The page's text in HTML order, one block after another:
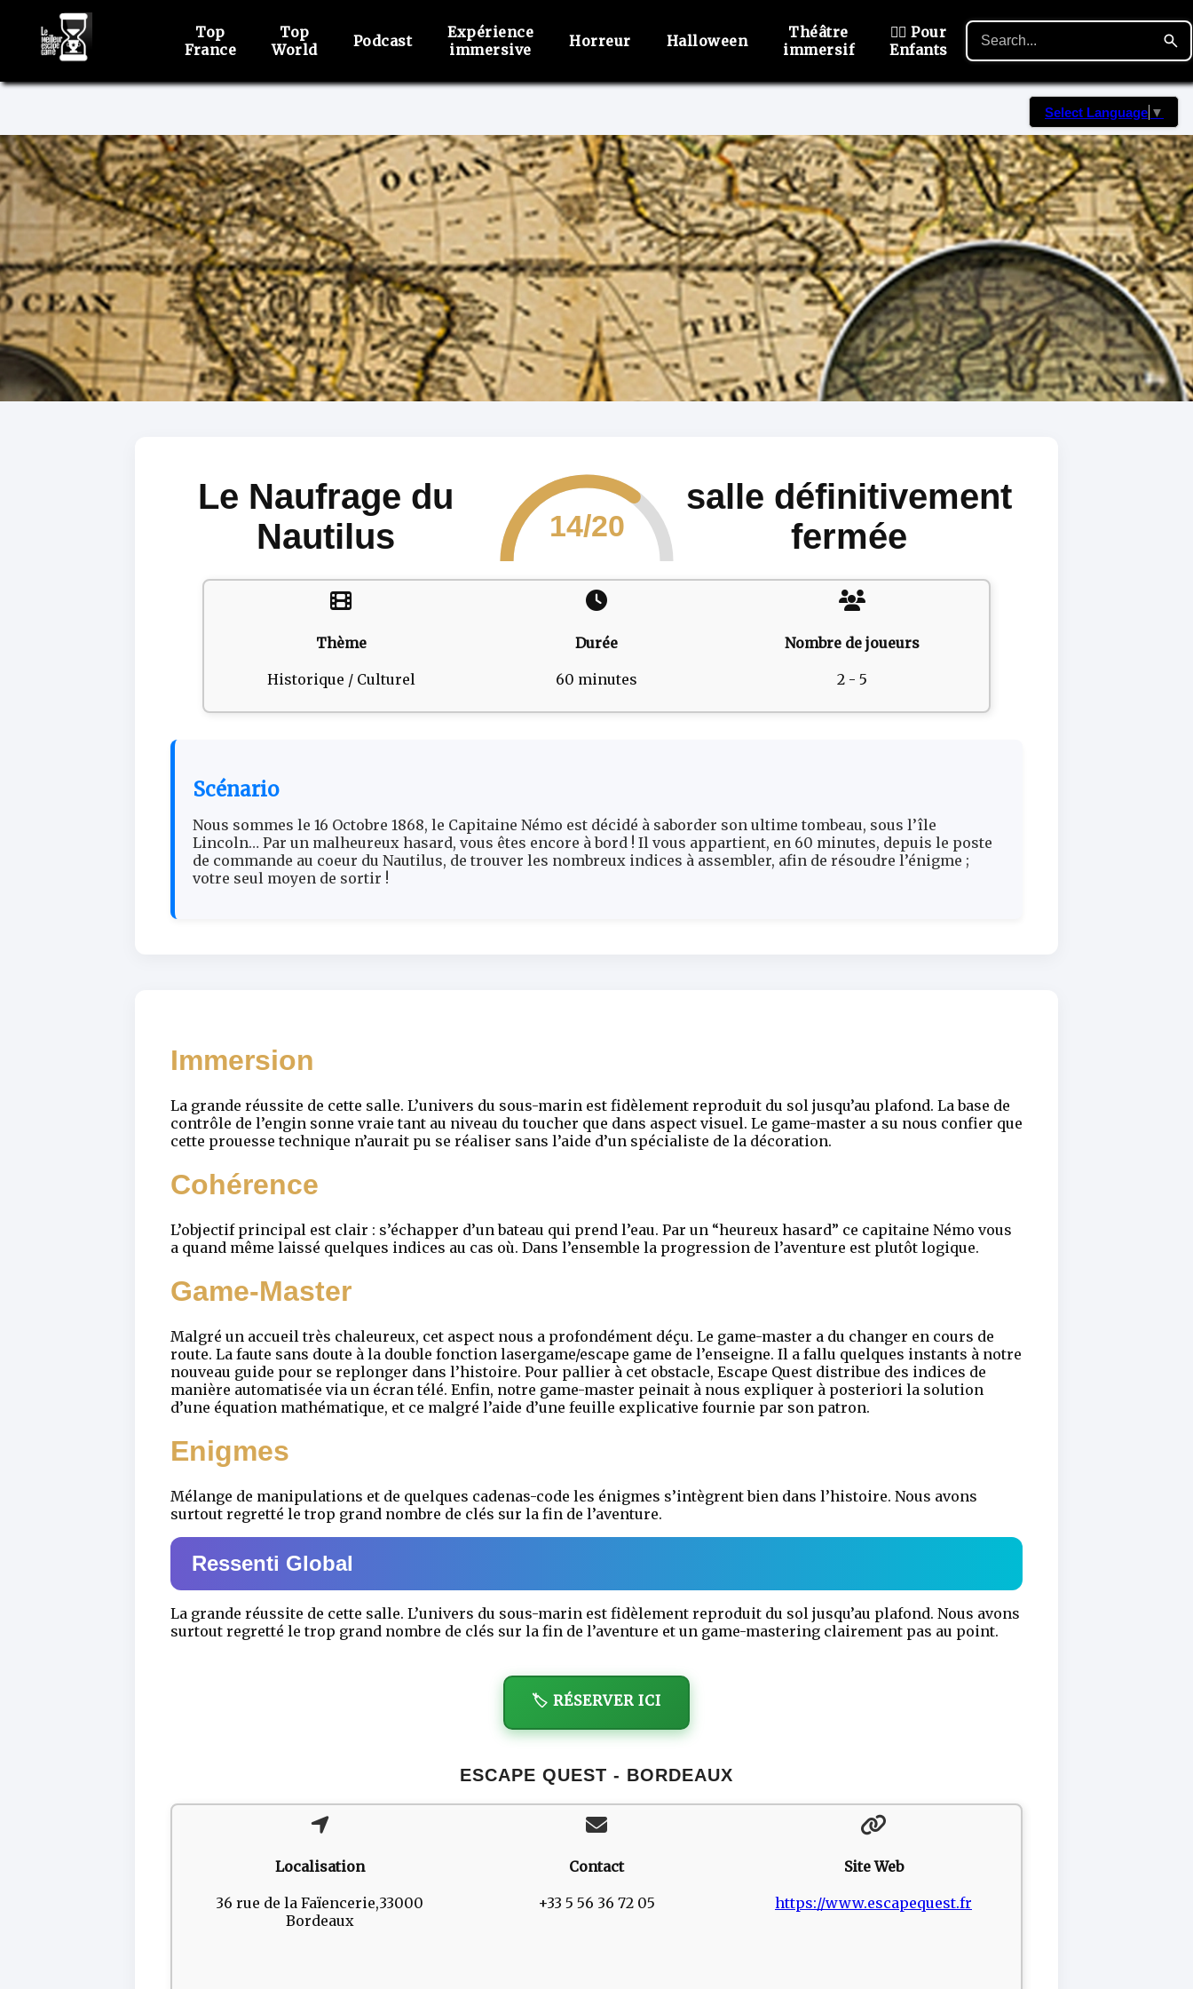
Top
France
Top
World
Podcast
Expérience
immersive
Horreur Halloween
Théâtre
immersif
🙋‍♂️ Pour
Enfants
Select Language ▼
Le Naufrage du
Nautilus
14/20
salle définitivement
fermée
Thème
Historique / Culturel
Durée
60 minutes
Nombre de joueurs
2 - 5
Scénario
Nous sommes le 16 Octobre 1868, le Capitaine Némo est décidé à saborder son ultime tombeau, sous l’île
Lincoln… Par un malheureux hasard, vous êtes encore à bord ! Il vous appartient, en 60 minutes, depuis le poste
de commande au coeur du Nautilus, de trouver les nombreux indices à assembler, afin de résoudre l’énigme ;
votre seul moyen de sortir !
Immersion
La grande réussite de cette salle. L’univers du sous-marin est fidèlement reproduit du sol jusqu’au plafond. La base de
contrôle de l’engin sonne vraie tant au niveau du toucher que dans aspect visuel. Le game-master a su nous confier que
cette prouesse technique n’aurait pu se réaliser sans l’aide d’un spécialiste de la décoration.
Cohérence
L’objectif principal est clair : s’échapper d’un bateau qui prend l’eau. Par un “heureux hasard” ce capitaine Némo vous
a quand même laissé quelques indices au cas où. Dans l’ensemble la progression de l’aventure est plutôt logique.
Game-Master
Malgré un accueil très chaleureux, cet aspect nous a profondément déçu. Le game-master a du changer en cours de
route. La faute sans doute à la double fonction lasergame/escape game de l’enseigne. Il a fallu quelques instants à notre
nouveau guide pour se replonger dans l’histoire. Pour pallier à cet obstacle, Escape Quest distribue des indices de
manière automatisée via un écran télé. Enfin, notre game-master peinait à nous expliquer à posteriori la solution
d’une équation mathématique, et ce malgré l’aide d’une feuille explicative fournie par son patron.
Enigmes
Mélange de manipulations et de quelques cadenas-code les énigmes s’intègrent bien dans l’histoire. Nous avons
surtout regretté le trop grand nombre de clés sur la fin de l’aventure.
Ressenti Global
La grande réussite de cette salle. L’univers du sous-marin est fidèlement reproduit du sol jusqu’au plafond. Nous avons
surtout regretté le trop grand nombre de clés sur la fin de l’aventure et un game-mastering clairement pas au point.
🏷️ RÉSERVER ICI
ESCAPE QUEST - BORDEAUX
Localisation
36 rue de la Faïencerie,33000
Bordeaux
Contact
+33 5 56 36 72 05
Site Web
https://www.escapequest.fr